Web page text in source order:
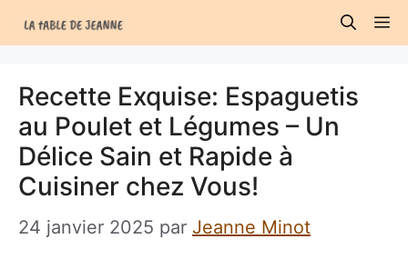
au
Recette Exquise: Espaguetis
au Poulet et Légumes – Un
Délice Sain et Rapide à
Cuisiner chez Vous!
24 janvier 2025 par Jeanne Minot